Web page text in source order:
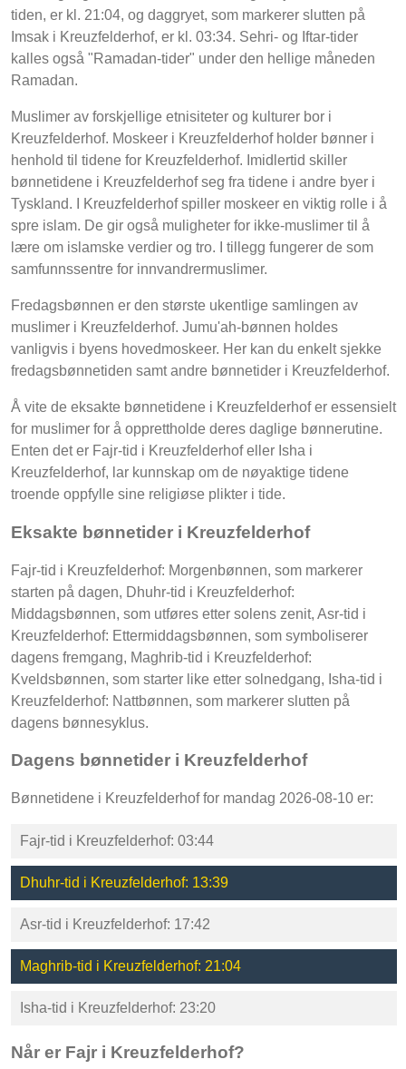
tiden, er kl. 21:04, og daggryet, som markerer slutten på
Imsak i Kreuzfelderhof, er kl. 03:34. Sehri- og Iftar-tider
kalles også "Ramadan-tider" under den hellige måneden
Ramadan.
Muslimer av forskjellige etnisiteter og kulturer bor i
Kreuzfelderhof. Moskeer i Kreuzfelderhof holder bønner i
henhold til tidene for Kreuzfelderhof. Imidlertid skiller
bønnetidene i Kreuzfelderhof seg fra tidene i andre byer i
Tyskland. I Kreuzfelderhof spiller moskeer en viktig rolle i å
spre islam. De gir også muligheter for ikke-muslimer til å
lære om islamske verdier og tro. I tillegg fungerer de som
samfunnssentre for innvandrermuslimer.
Fredagsbønnen er den største ukentlige samlingen av
muslimer i Kreuzfelderhof. Jumu'ah-bønnen holdes
vanligvis i byens hovedmoskeer. Her kan du enkelt sjekke
fredagsbønnetiden samt andre bønnetider i Kreuzfelderhof.
Å vite de eksakte bønnetidene i Kreuzfelderhof er essensielt
for muslimer for å opprettholde deres daglige bønnerutine.
Enten det er Fajr-tid i Kreuzfelderhof eller Isha i
Kreuzfelderhof, lar kunnskap om de nøyaktige tidene
troende oppfylle sine religiøse plikter i tide.
Eksakte bønnetider i Kreuzfelderhof
Fajr-tid i Kreuzfelderhof: Morgenbønnen, som markerer
starten på dagen, Dhuhr-tid i Kreuzfelderhof:
Middagsbønnen, som utføres etter solens zenit, Asr-tid i
Kreuzfelderhof: Ettermiddagsbønnen, som symboliserer
dagens fremgang, Maghrib-tid i Kreuzfelderhof:
Kveldsbønnen, som starter like etter solnedgang, Isha-tid i
Kreuzfelderhof: Nattbønnen, som markerer slutten på
dagens bønnesyklus.
Dagens bønnetider i Kreuzfelderhof
Bønnetidene i Kreuzfelderhof for mandag 2026-08-10 er:
Fajr-tid i Kreuzfelderhof: 03:44
Dhuhr-tid i Kreuzfelderhof: 13:39
Asr-tid i Kreuzfelderhof: 17:42
Maghrib-tid i Kreuzfelderhof: 21:04
Isha-tid i Kreuzfelderhof: 23:20
Når er Fajr i Kreuzfelderhof?